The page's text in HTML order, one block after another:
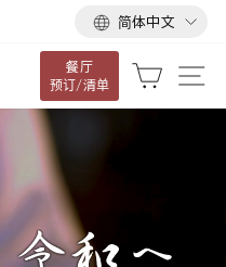
语
言
简体中文
餐厅
预订/清单
大车